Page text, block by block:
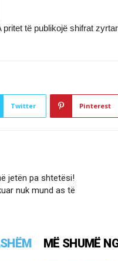
të publikojë shifrat
Twitter Pinterest
jetën pa shtetësi!
nuk mund as të
MË SHUMË